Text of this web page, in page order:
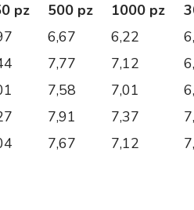
pz 500 pz 1000 pz
6,67 6,22
7,77 7,12
7,58 7,01
7,91 7,37
7,67 7,12